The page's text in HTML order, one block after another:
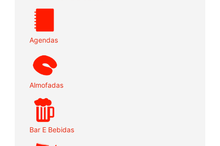
Agendas
Almofadas
Bar E Bebidas